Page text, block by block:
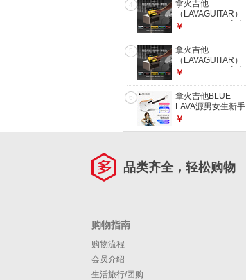
箱 官方套装+支架
+踏板【中国大陆】
4
拿火吉他
（LAVAGUITAR）
LAVA STUDIO拿火
贝斯民谣录音效果器
箱 官方套装【中国
大陆】
￥
5
拿火吉他
（LAVAGUITAR）
LAVA STUDIO拿火
贝斯民谣录音效果器
箱 官方套装+支架
【中国大陆】
￥
6
拿火吉他BLUE
LAVA源男女生新手
民谣吉他初学者旅行
￥
品类齐全，轻松购物
购物指南
购物流程
会员介绍
生活旅行/团购